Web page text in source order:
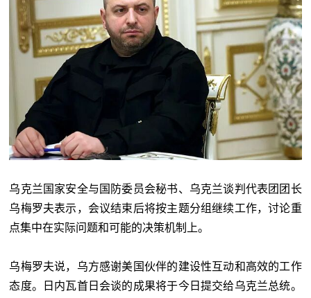
乌克兰国家安全与国防委员会秘书、乌克兰谈判代表团团长
乌梅罗夫表示，会议结束后将按主题分组继续工作，讨论重
点集中在实际问题和可能的决策机制上。
乌梅罗夫说，乌方感谢美国伙伴的建设性互动和高效的工作
态度。日内瓦首日会谈的成果将于今日提交给乌克兰总统。